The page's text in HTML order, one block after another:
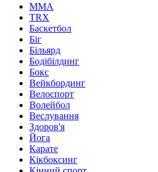
MMA
TRX
Баскетбол
Біг
Більярд
Бодібілдинг
Бокс
Вейкбординг
Велоспорт
Волейбол
Веслування
Здоров'я
Йога
Карате
Кікбоксинг